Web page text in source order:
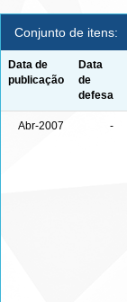
Conjunto de itens:
Data de
publicação
Data
de
defesa
Abr-2007 -